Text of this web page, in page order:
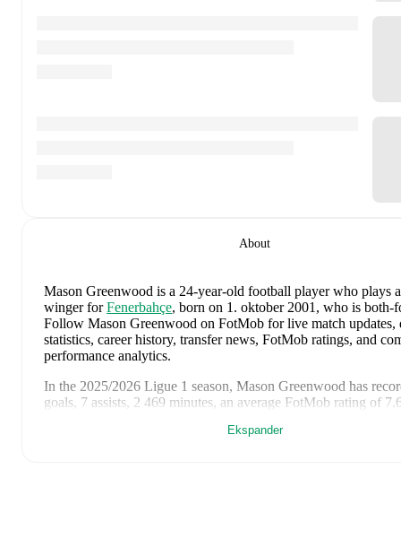
About
Mason Greenwood is a 24-year-old football player who plays
wingerforFenerbahçe, born on 1. oktober 2001, who is both-
Follow Mason Greenwood on FotMob for live match updates,
statistics, career history, transfer news, FotMob ratings, and
performance analytics.
In the 2025/2026 Ligue 1 season, Mason Greenwood has
goals, 7 assists, 2 469 minutes, an average FotMob rating of
Ekspander